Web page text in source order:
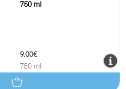
750 ml
9.00€
750 ml